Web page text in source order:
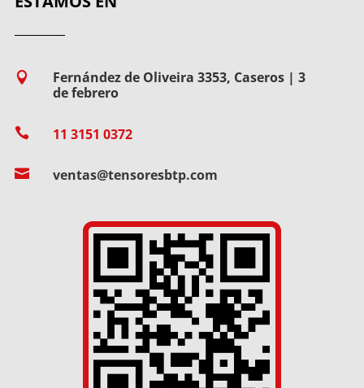

Fernández de Oliveira 3353, Caseros | 3
de febrero
 11 3151 0372
 ventas@tensoresbtp.com